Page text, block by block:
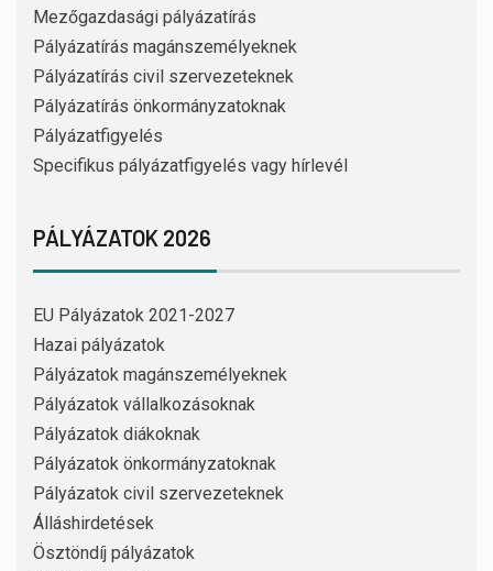
Mezőgazdasági pályázatírás
Pályázatírás magánszemélyeknek
Pályázatírás civil szervezeteknek
Pályázatírás önkormányzatoknak
Pályázatfigyelés
Specifikus pályázatfigyelés vagy hírlevél
PÁLYÁZATOK 2026
EU Pályázatok 2021-2027
Hazai pályázatok
Pályázatok magánszemélyeknek
Pályázatok vállalkozásoknak
Pályázatok diákoknak
Pályázatok önkormányzatoknak
Pályázatok civil szervezeteknek
Álláshirdetések
Ösztöndíj pályázatok